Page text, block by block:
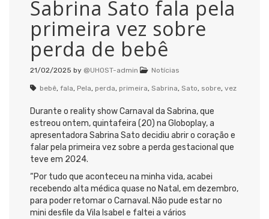
Sabrina Sato fala pela
primeira vez sobre
perda de bebê
21/02/2025 by @UHOST-admin Notícias
bebê, fala, Pela, perda, primeira, Sabrina, Sato, sobre, vez
Durante o reality show Carnaval da Sabrina, que
estreou ontem, quintafeira (20) na Globoplay, a
apresentadora Sabrina Sato decidiu abrir o coração e
falar pela primeira vez sobre a perda gestacional que
teve em 2024.
“Por tudo que aconteceu na minha vida, acabei
recebendo alta médica quase no Natal, em dezembro,
para poder retomar o Carnaval. Não pude estar no
mini desfile da Vila Isabel e faltei a vários